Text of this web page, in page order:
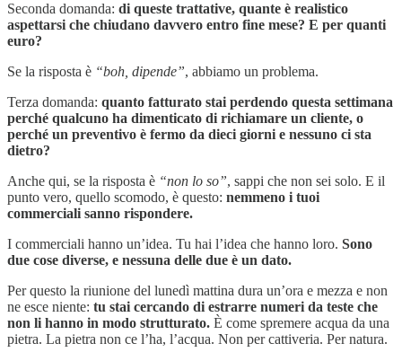
Seconda domanda: di queste trattative, quante è realistico
aspettarsi che chiudano davvero entro fine mese? E per quanti
euro?
Se la risposta è “boh, dipende”, abbiamo un problema.
Terza domanda: quanto fatturato stai perdendo questa settimana
perché qualcuno ha dimenticato di richiamare un cliente, o
perché un preventivo è fermo da dieci giorni e nessuno ci sta
dietro?
Anche qui, se la risposta è “non lo so”, sappi che non sei solo. E il
punto vero, quello scomodo, è questo: nemmeno i tuoi
commerciali sanno rispondere.
I commerciali hanno un’idea. Tu hai l’idea che hanno loro. Sono
due cose diverse, e nessuna delle due è un dato.
Per questo la riunione del lunedì mattina dura un’ora e mezza e non
ne esce niente: tu stai cercando di estrarre numeri da teste che
non li hanno in modo strutturato. È come spremere acqua da una
pietra. La pietra non ce l’ha, l’acqua. Non per cattiveria. Per natura.